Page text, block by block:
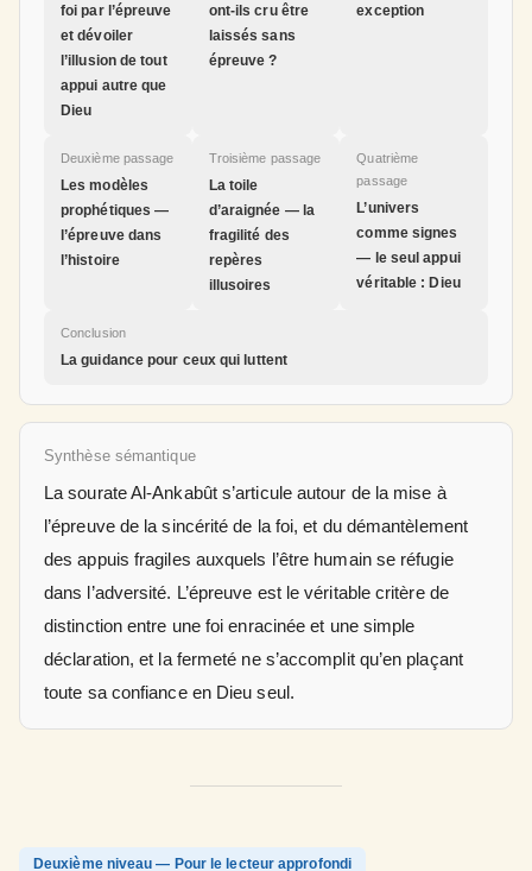
foi par l’épreuve
et dévoiler
l’illusion de tout
appui autre que
Dieu
ont-ils cru être
laissés sans
épreuve ?
exception
Deuxième passage
Les modèles
prophétiques —
l’épreuve dans
l’histoire
Troisième passage
La toile
d’araignée — la
fragilité des
repères
illusoires
Quatrième
passage
L’univers
comme signes
— le seul appui
véritable : Dieu
Conclusion
La guidance pour ceux qui luttent
Synthèse sémantique
La sourate Al-Ankabût s’articule autour de la mise à
l’épreuve de la sincérité de la foi, et du démantèlement
des appuis fragiles auxquels l’être humain se réfugie
dans l’adversité. L’épreuve est le véritable critère de
distinction entre une foi enracinée et une simple
déclaration, et la fermeté ne s’accomplit qu’en plaçant
toute sa confiance en Dieu seul.
Deuxième niveau — Pour le lecteur approfondi